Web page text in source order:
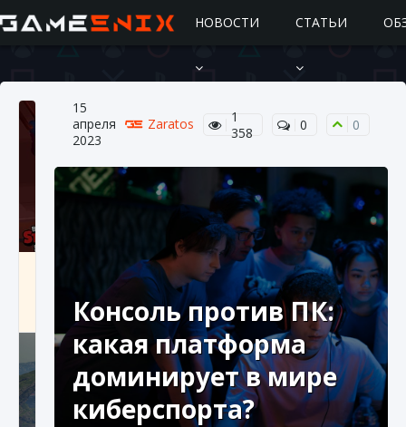
НОВОСТИ СТАТЬИ
Подробное руководство по получению
самоцветов Brawl Stars
10 августа 2024 2 685 0 1
15
апреля
2023
Zaratos
1
358
0 0
Консоль против ПК:
какая платформа
доминирует в мире
киберспорта?